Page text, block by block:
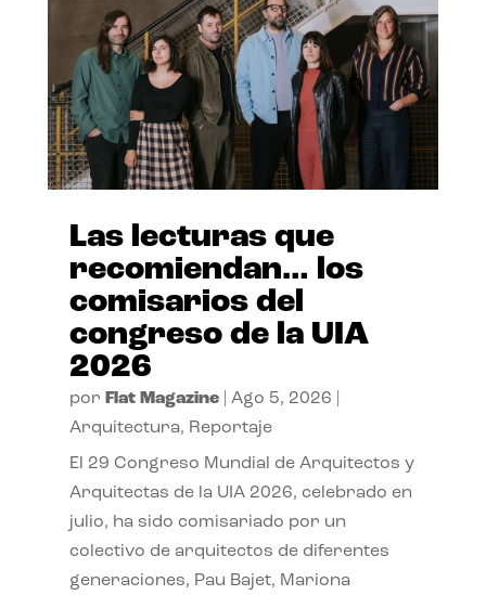
Las lecturas que
recomiendan… los
comisarios del
congreso de la UIA
2026
por Flat Magazine| Ago 5, 2026
Arquitectura, Reportaje
El 29 Congreso Mundial de Arquitectos y
Arquitectas de la UIA 2026, celebrado en
julio, ha sido comisariado por un
colectivo de arquitectos de diferentes
generaciones, Pau Bajet, Mariona